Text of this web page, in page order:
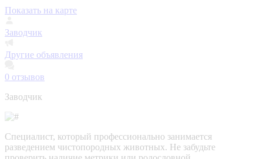
Показать на карте
Заводчик
Другие объявления
0 отзывов
Заводчик
Специалист, который профессионально занимается
разведением чистопородных животных. Не забудьте